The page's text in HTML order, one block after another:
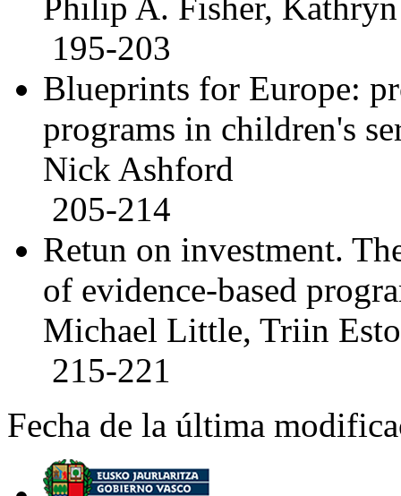
195-203
Blueprints for Europe:
programs in children's
Nick Ashford
205-214
Retun on investment.
of evidence-based
Michael Little, Triin
215-221
Fecha de la última